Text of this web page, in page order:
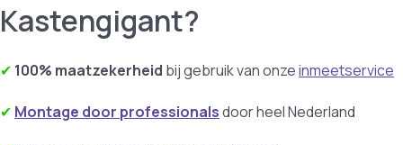
Kastengigant?
✔ 100% maatzekerheid bij gebruik van onzeinmeetservice
✔ Montage door professionalsdoor heel Nederland